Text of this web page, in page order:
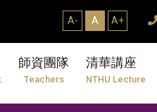
A- A A+
師資團隊
Teachers
清華講座
NTHU Lecture